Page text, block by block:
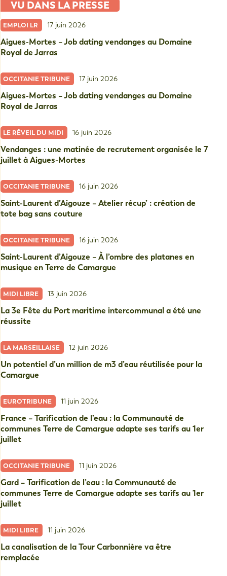
VU DANS LA PRESSE
EMPLOI LR 17 juin 2026
Aigues-Mortes – Job dating vendanges au Domaine
Royal de Jarras
OCCITANIE TRIBUNE 17 juin 2026
Aigues-Mortes – Job dating vendanges au Domaine
Royal de Jarras
LE RÉVEIL DU MIDI 16 juin 2026
Vendanges : une matinée de recrutement organisée le 7
juillet à Aigues-Mortes
OCCITANIE TRIBUNE 16 juin 2026
Saint-Laurent d’Aigouze – Atelier récup’ : création de
tote bag sans couture
OCCITANIE TRIBUNE 16 juin 2026
Saint-Laurent d’Aigouze – À l’ombre des platanes en
musique en Terre de Camargue
MIDI LIBRE 13 juin 2026
La 3e Fête du Port maritime intercommunal a été une
réussite
LA MARSEILLAISE 12 juin 2026
Un potentiel d’un million de m3 d’eau réutilisée pour la
Camargue
EUROTRIBUNE 11 juin 2026
France – Tarification de l’eau : la Communauté de
communes Terre de Camargue adapte ses tarifs au 1er
juillet
OCCITANIE TRIBUNE 11 juin 2026
Gard – Tarification de l’eau : la Communauté de
communes Terre de Camargue adapte ses tarifs au 1er
juillet
MIDI LIBRE 11 juin 2026
La canalisation de la Tour Carbonnière va être
remplacée